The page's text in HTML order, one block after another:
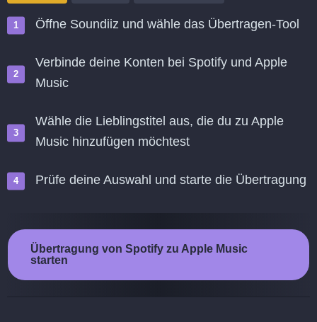
Öffne Soundiiz und wähle das Übertragen-Tool
Verbinde deine Konten bei Spotify und Apple
Music
Wähle die Lieblingstitel aus, die du zu Apple
Music hinzufügen möchtest
Prüfe deine Auswahl und starte die Übertragung
Übertragung von Spotify zu Apple Music
starten